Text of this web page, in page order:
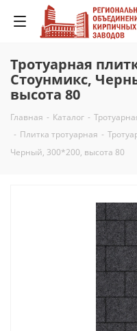
Тротуарная
Стоунмикс,
высота 80
Главная - Каталог -
- Плитка тротуарная -
Черный, 300*200, высота 80